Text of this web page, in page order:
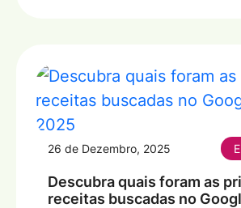
26 de Dezembro, 2025
Descubra quais foram as
receitas buscadas no